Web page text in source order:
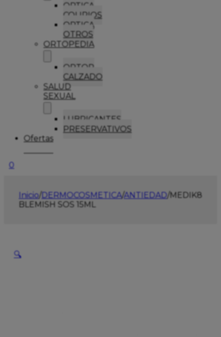
OPTICA
COLIRIOS
OPTICA
OTROS
ORTOPEDIA
ORTOP
CALZADO
SALUD
SEXUAL
LUBRICANTES
PRESERVATIVOS
Ofertas
0
Inicio/DERMOCOSMETICA/ANTIEDAD/MEDIK8
BLEMISH SOS 15ML
🔍